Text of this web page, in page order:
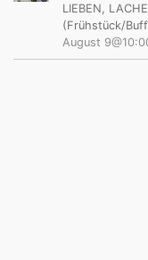
LIEBEN,
(Frühstück/
August